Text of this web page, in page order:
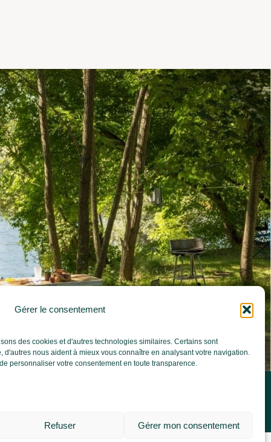
Gérer le consentement
des cookies et d'autres technologies similaires. Certains sont
nous aident à mieux vous connaître en analysant votre navigation.
personnaliser votre consentement en toute transparence.
Refuser Gérer mon consentement